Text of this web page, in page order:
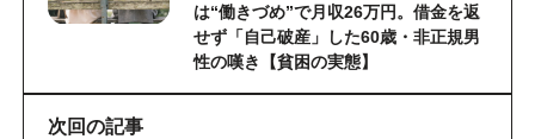
は“働きづめ”で月収26万円。借金を返
せず「自己破産」した60歳・非正規男
性の嘆き【貧困の実態】
次回の記事